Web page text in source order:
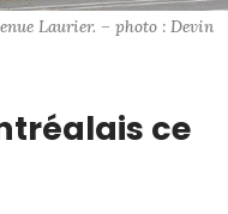
Laurier. – photo : Devin
ce